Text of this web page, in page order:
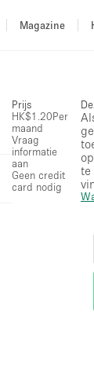
Magazine
te
Prijs
HK$1.20Per
maand
Vraag
informatie
aan
Geen credit
card nodig